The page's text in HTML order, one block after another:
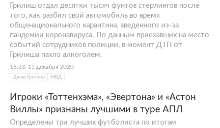
Грилиш отдал десятки тысяч фунтов стерлингов после
того, как разбил свой автомобиль во время
общенационального карантина, введенного из-за
пандемии коронавируса. По данным приехавших на место
событий сотрудников полиции, в момент ДТП от
Грилиша пахло алкоголем.
16:33, 15 декабря 2020
Джек Грилиш МВД
Игроки «Тоттенхэма», «Эвертона» и «Астон
Виллы» признаны лучшими в туре АПЛ
Определены три лучших футболиста по итогам